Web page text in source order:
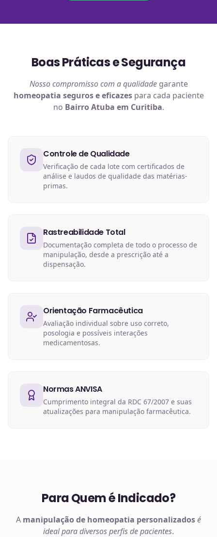
Boas Práticas e Segurança
Nosso compromisso com a qualidadegarante
homeopatia seguros e eficazespara cada paciente
no Bairro Atuba em Curitiba.
Controle de Qualidade
Verificação de cada lote com certificados de
análise e laudos de qualidade das matérias-
primas.
Rastreabilidade Total
Documentação completa de todo o processo de
manipulação, desde a prescrição até a
dispensação.
Orientação Farmacêutica
Avaliação individual sobre uso correto,
posologia e possíveis interações
medicamentosas.
Normas ANVISA
Cumprimento integral da RDC 67/2007 e suas
atualizações para manipulação farmacêutica.
Para Quem é Indicado?
A manipulação de homeopatia personalizadosé
ideal para diversos perfis de pacientes.